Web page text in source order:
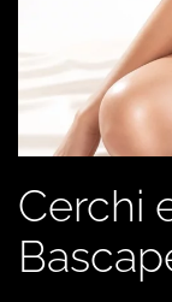
Cerchi